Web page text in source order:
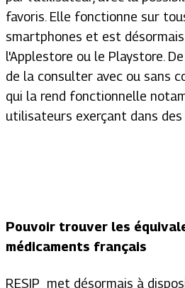
favoris. Elle fonctionne sur
smartphones et est
l'Applestore ou le Playstore.
de la consulter avec ou sans
qui la rend fonctionnelle
utilisateurs exerçant dans
Pouvoir trouver les
médicaments français
RESIP met désormais à